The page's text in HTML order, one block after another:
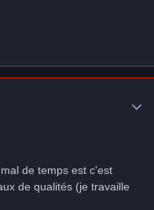
de temps est c'est
de qualités (je travaille